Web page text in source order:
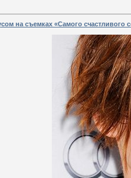
на съемках «Самого счастливого